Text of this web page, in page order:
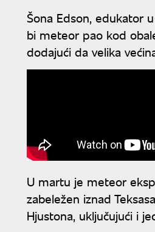
Šona Edson, edukator
bi meteor pao kod
dodajući da velika
U martu je meteor
zabeležen iznad
Hjustona, uključujući i